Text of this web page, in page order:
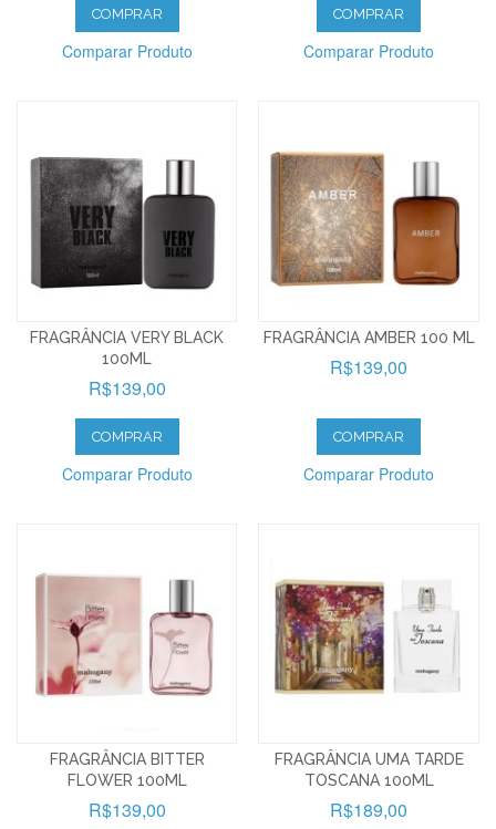
COMPRAR
Comparar Produto
COMPRAR
Comparar Produto
FRAGRÂNCIA VERY BLACK
100ML
R$139,00
COMPRAR
Comparar Produto
FRAGRÂNCIA AMBER 100 ML
R$139,00
COMPRAR
Comparar Produto
FRAGRÂNCIA BITTER
FLOWER 100ML
R$139,00
FRAGRÂNCIA UMA TARDE
TOSCANA 100ML
R$189,00